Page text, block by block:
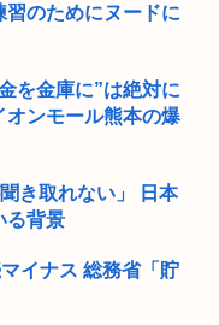
スピッツがまだ現役な
必死な同期を高みの見
巡る”ブチギレ”投稿を
曲人気...
ォームが話題沸騰！
のためにヌードに
を金庫に”は絶対に
オンモール熊本の爆
き取れない」 日本
る背景
イナス 総務省「貯